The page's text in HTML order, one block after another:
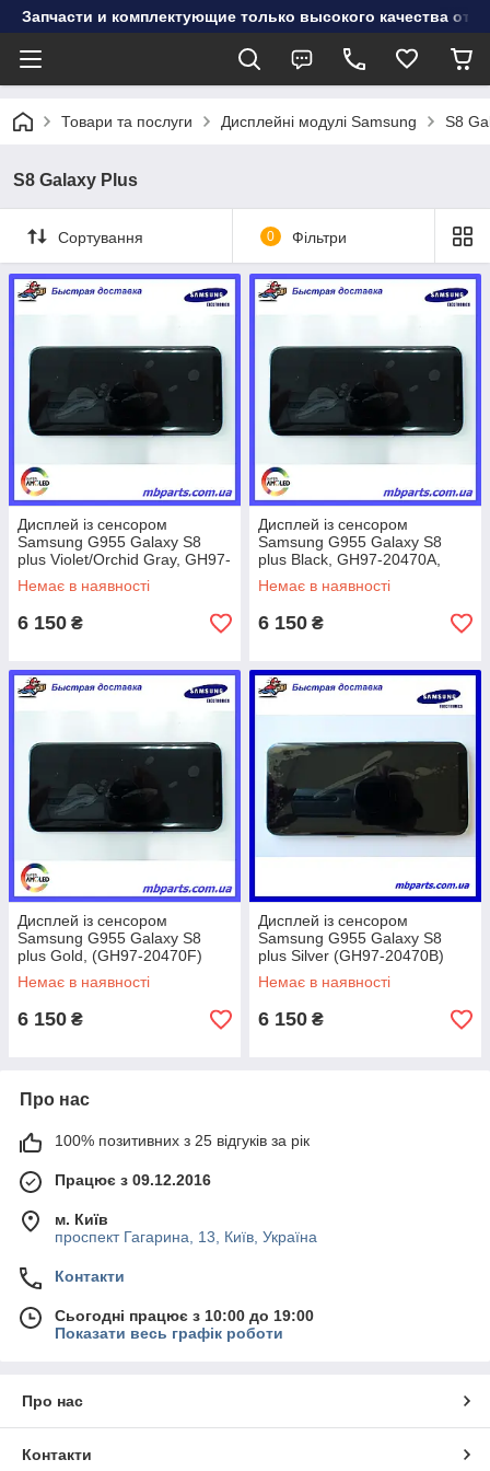
Запчасти и комплектующие только высокого качества от
Товари та послуги Дисплейні модулі Samsung S8
S8 Galaxy Plus
Сортування 0 Фільтри
Дисплей із сенсором
Samsung G955 Galaxy S8
plus Violet/Orchid Gray, GH97-
20470C, оригінал!
Немає в наявності
6 150 ₴
Дисплей із сенсором
Samsung G955 Galaxy S8
plus Black, GH97-20470A,
оригінал!
Немає в наявності
6 150 ₴
Дисплей із сенсором
Samsung G955 Galaxy S8
plus Gold, (GH97-20470F)
сервісний оригінал у зборі з
рамкою!
Немає в наявності
6 150 ₴
Дисплей із сенсором
Samsung G955 Galaxy S8
plus Silver (GH97-20470B)
сервісний оригінал у зборі з
рамкою!
Немає в наявності
6 150 ₴
Про нас
100% позитивних з 25 відгуків за рік
Працює з 09.12.2016
м. Київ
проспект Гагарина, 13, Київ, Україна
Контакти
Сьогодні працює з 10:00 до 19:00
Показати весь графік роботи
Про нас
Контакти